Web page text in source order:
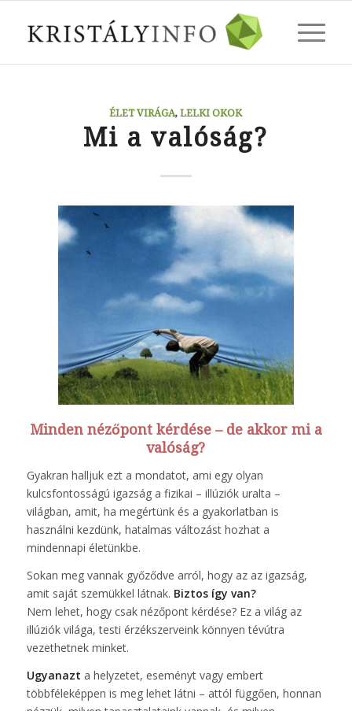
ÉLET VIRÁGA,LELKI OKOK
Mi a valóság?
Minden nézőpont kérdése – de akkor mi a
valóság?
Gyakran halljuk ezt a mondatot, ami egy olyan
kulcsfontosságú igazság a fizikai – illúziók uralta –
világban, amit, ha megértünk és a gyakorlatban is
használni kezdünk, hatalmas változást hozhat a
mindennapi életünkbe.
Sokan meg vannak győződve arról, hogy az az igazság,
amit saját szemükkel látnak. Biztos így van?
Nem lehet, hogy csak nézőpont kérdése? Ez a világ az
illúziók világa, testi érzékszerveink könnyen tévútra
vezethetnek minket.
Ugyanazt a helyzetet, eseményt vagy embert
többféleképpen is meg lehet látni – attól függően, honnan